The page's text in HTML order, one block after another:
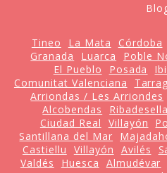
Tineo La Mata Córdoba
Granada
Luarca Poble
El Pueblo
Posada
Comunitat Valenciana
Arriondas / Les Arriondes
Alcobendas
Ciudad Real
Villayón
Santillana del Mar
Castiellu
Villayón Avilés
Valdés
Huesca Almudévar